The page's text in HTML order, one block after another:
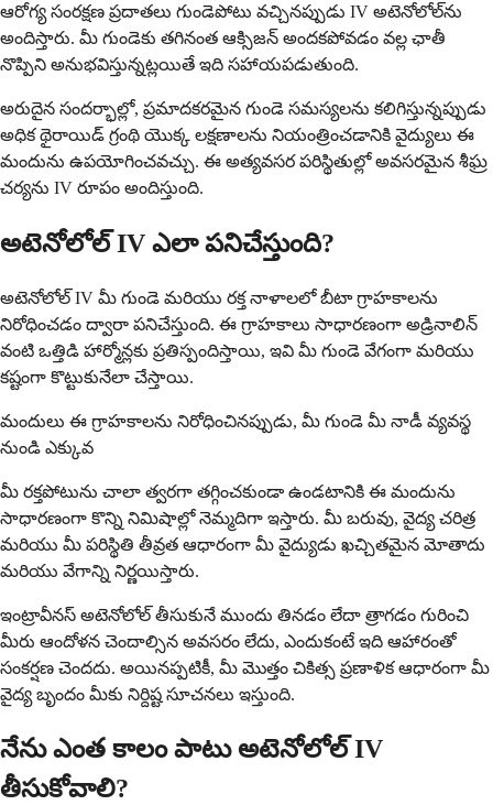
ఆరోగ్య సంరక్షణ ప్రదాతలు గుండెపోటు వచ్చినప్పుడు IV అటెనోలోల్‌ను
అందిస్తారు. మీ గుండెకు తగినంత ఆక్సిజన్ అందకపోవడం వల్ల ఛాతీ
నొప్పిని అనుభవిస్తున్నట్లయితే ఇది సహాయపడుతుంది.
అరుదైన సందర్భాల్లో, ప్రమాదకరమైన గుండె సమస్యలను కలిగిస్తున్నప్పుడు
అధిక థైరాయిడ్ గ్రంథి యొక్క లక్షణాలను నియంత్రించడానికి వైద్యులు ఈ
మందును ఉపయోగించవచ్చు. ఈ అత్యవసర పరిస్థితుల్లో అవసరమైన శీఘ్ర
చర్యను IV రూపం అందిస్తుంది.
అటెనోలోల్ IV ఎలా పనిచేస్తుంది?
అటెనోలోల్ IV మీ గుండె మరియు రక్త నాళాలలో బీటా గ్రాహకాలను
నిరోధించడం ద్వారా పనిచేస్తుంది. ఈ గ్రాహకాలు సాధారణంగా అడ్రినాలిన్
వంటి ఒత్తిడి హార్మోన్లకు ప్రతిస్పందిస్తాయి, ఇవి మీ గుండె వేగంగా మరియు
కష్టంగా కొట్టుకునేలా చేస్తాయి.
మందులు ఈ గ్రాహకాలను నిరోధించినప్పుడు, మీ గుండె మీ నాడీ వ్యవస్థ
నుండి ఎక్కువ
మీ రక్తపోటును చాలా త్వరగా తగ్గించకుండా ఉండటానికి ఈ మందును
సాధారణంగా కొన్ని నిమిషాల్లో నెమ్మదిగా ఇస్తారు. మీ బరువు, వైద్య చరిత్ర
మరియు మీ పరిస్థితి తీవ్రత ఆధారంగా మీ వైద్యుడు ఖచ్చితమైన మోతాదు
మరియు వేగాన్ని నిర్ణయిస్తారు.
ఇంట్రావీనస్ అటెనోలోల్ తీసుకునే ముందు తినడం లేదా త్రాగడం గురించి
మీరు ఆందోళన చెందాల్సిన అవసరం లేదు, ఎందుకంటే ఇది ఆహారంతో
సంకర్షణ చెందదు. అయినప్పటికీ, మీ మొత్తం చికిత్స ప్రణాళిక ఆధారంగా మీ
వైద్య బృందం మీకు నిర్దిష్ట సూచనలు ఇస్తుంది.
నేను ఎంత కాలం పాటు అటెనోలోల్ IV
తీసుకోవాలి?